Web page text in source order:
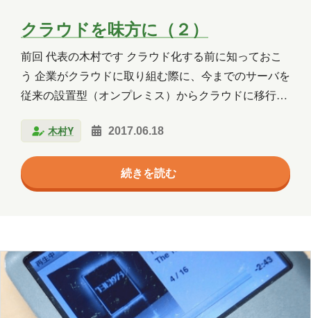
クラウドを味方に（２）
前回 代表の木村です クラウド化する前に知っておこ
う 企業がクラウドに取り組む際に、今までのサーバを
従来の設置型（オンプレミス）からクラウドに移行す
は、自社で利用するWindowsやLinuxのサーバを購入
していました。基本的にAzureやAWSといったパブリ
ッククラウドを利用する際には、サーバを購入する必
要はありません。替りに、「利用料」を払います。今
基本的には月額料金として支払います。 例えば、自社
のホームページを置く場所としてMicrosoft…
木村Y 2017.06.18
続きを読む